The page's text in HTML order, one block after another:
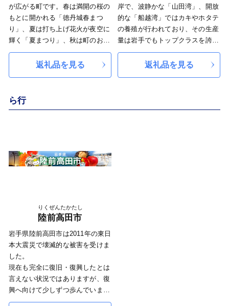
が広がる町です。春は満開の桜の
もとに開かれる「徳丹城春まつ
り」、夏は打ち上げ花火が夜空に
輝く「夏まつり」、秋は町のおい
しさが詰まった「秋まつり」、冬
は無病息災を願う「スミつけ祭
て作った品々と全国の皆様をつな
返礼品を見る
岸で、波静かな「山田湾」、開放
的な「船越湾」ではカキやホタテ
の養殖が行われており、その生産
量は岩手でもトップクラスを誇り
ます。北上山地から三陸リアス海
岸へと広がる山林は全国最高レベ
返礼品を見る
ら行
りくぜんたかたし
陸前高田市
岩手県陸前高田市は2011年の東日
本大震災で壊滅的な被害を受けま
した。
現在も完全に復旧・復興したとは
言えない状況ではありますが、復
興へ向けて少しずつ歩んでいま
す。